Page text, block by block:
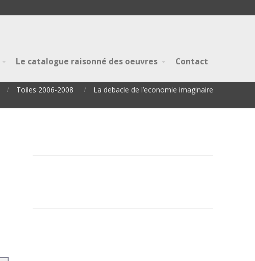
Le catalogue raisonné des oeuvres Contact
Toiles 2006-2008 La debacle de l’economie imaginaire